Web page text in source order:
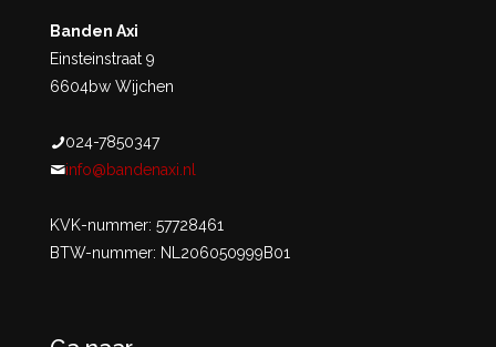
Banden Axi
Einsteinstraat 9
6604bw Wijchen
024-7850347
info@bandenaxi.nl
KVK-nummer: 57728461
BTW-nummer: NL206050999B01